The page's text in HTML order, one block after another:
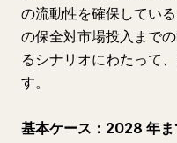
の流動性を確保してい
の保全対市場投入まで
るシナリオにわたって
す。
基本ケース：2028 年